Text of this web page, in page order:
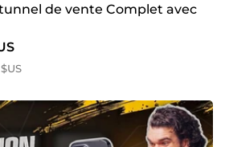
de vente Complet avec